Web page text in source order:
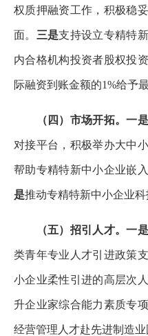
权质押融资工作，积极稳
面。 三是支持设立专精特
内合格机构投资者股权投
际融资到账金额的1%给予
（四）市场开拓。一
对接平台，积极举办大中
帮助专精特新中小企业嵌
是推动专精特新中小企业科
（五）招引人才。一
类青年专业人才引进政策
小企业柔性引进的高层次
升企业家综合能力素质专
经营管理人才赴先进制造业